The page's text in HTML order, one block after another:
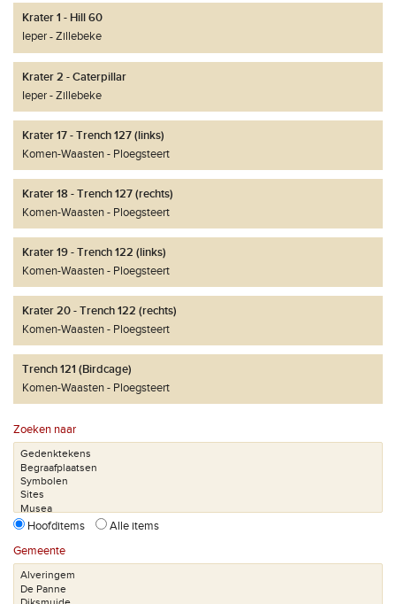
Krater 1 - Hill 60
Ieper
Zillebeke
Krater 2 - Caterpillar
Ieper
Zillebeke
Krater 17 - Trench 127 (links)
Komen-Waasten
Ploegsteert
Krater 18 - Trench 127 (rechts)
Komen-Waasten
Ploegsteert
Krater 19 - Trench 122 (links)
Komen-Waasten
Ploegsteert
Krater 20 - Trench 122 (rechts)
Komen-Waasten
Ploegsteert
Trench 121 (Birdcage)
Komen-Waasten
Ploegsteert
Zoeken naar
Hoofditems
Alle items
Gemeente